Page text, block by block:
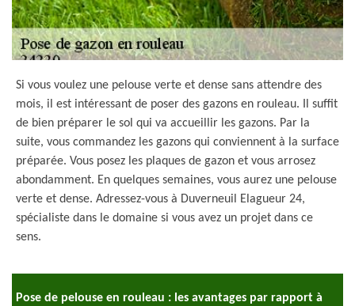
Si vous voulez une pelouse verte et dense sans attendre des
mois, il est intéressant de poser des gazons en rouleau. Il suffit
de bien préparer le sol qui va accueillir les gazons. Par la
suite, vous commandez les gazons qui conviennent à la surface
préparée. Vous posez les plaques de gazon et vous arrosez
abondamment. En quelques semaines, vous aurez une pelouse
verte et dense. Adressez-vous à Duverneuil Elagueur 24,
spécialiste dans le domaine si vous avez un projet dans ce
sens.
Pose de pelouse en rouleau : les avantages par rapport à